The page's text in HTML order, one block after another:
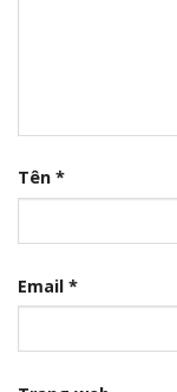
Tên *
Email *